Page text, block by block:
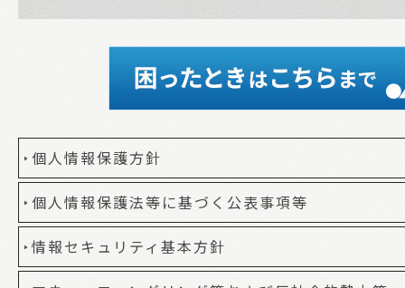
個人情報保護方針
個人情報保護法等に基づく公表事項等
情報セキュリティ基本方針